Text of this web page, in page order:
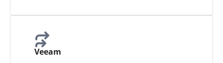
Veeam